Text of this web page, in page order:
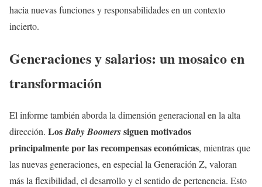
hacia nuevas funciones y responsabilidades en un contexto
incierto.
Generaciones y salarios: un mosaico en
transformación
El informe también aborda la dimensión generacional en la alta
dirección. LosBaby Boomerssiguen motivados
principalmente por las recompensas económicas, mientras que
las nuevas generaciones, en especial la Generación Z, valoran
más la flexibilidad, el desarrollo y el sentido de pertenencia. Esto